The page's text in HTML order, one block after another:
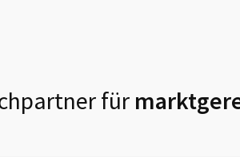
für